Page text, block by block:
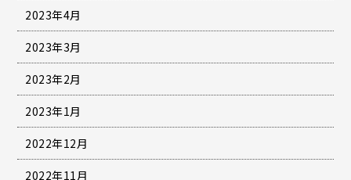
2023年4月
2023年3月
2023年2月
2023年1月
2022年12月
2022年11月